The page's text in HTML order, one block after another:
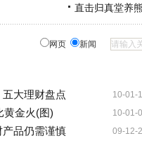
直击归真堂养
网页 新闻
10-01-
大理财盘点
10-01-
黄金火(图)
09-12-
品仍需谨慎